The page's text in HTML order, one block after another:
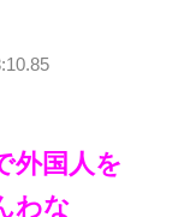
外国人を
わな